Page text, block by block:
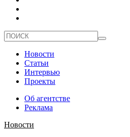
Новости
Статьи
Интервью
Проекты
Об агентстве
Реклама
Новости